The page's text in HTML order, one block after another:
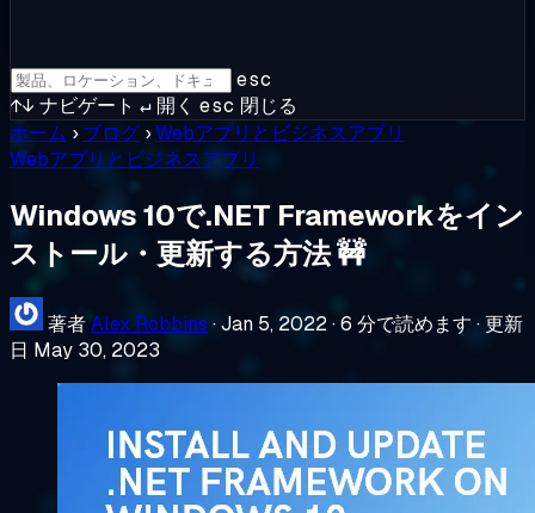
esc
↑↓ ナビゲート ↵ 開く esc 閉じる
ホーム › ブログ ›Webアプリとビジネスアプリ
Webアプリとビジネスアプリ
Windows 10で.NET Frameworkをイン
ストール・更新する方法 🚧
著者Alex Robbins ·Jan 5, 2022·6 分で読めます ·更新
日 May 30, 2023